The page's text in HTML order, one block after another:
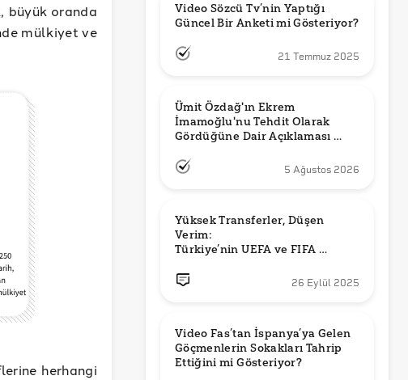
büyük oranda
mülkiyet ve
herhangi
Video Sözcü Tv’nin Yaptığı
Güncel Bir Anketi mi Gösteriyor?
21 Temmuz 2025
Ümit Özdağ'ın Ekrem
İmamoğlu'nu Tehdit Olarak
Gördüğüne Dair Açıklaması
5 Ağustos 2026
Yüksek Transferler, Düşen
Verim:
Türkiye’nin UEFA ve FIFA
26 Eylül 2025
Video Fas’tan İspanya’ya Gelen
Göçmenlerin Sokakları Tahrip
Ettiğini mi Gösteriyor?